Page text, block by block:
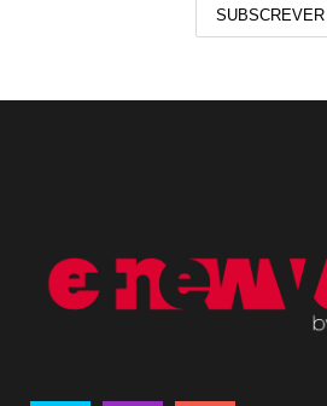
SUBSCREVER